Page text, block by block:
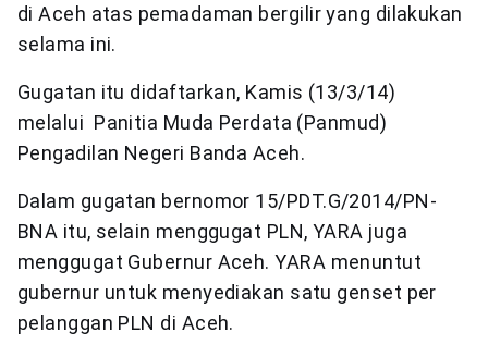
di Aceh atas pemadaman bergilir yang dilakukan
selama ini.
Gugatan itu didaftarkan, Kamis (13/3/14)
melalui Panitia Muda Perdata (Panmud)
Pengadilan Negeri Banda Aceh.
Dalam gugatan bernomor 15/PDT.G/2014/PN-
BNA itu, selain menggugat PLN, YARA juga
menggugat Gubernur Aceh. YARA menuntut
gubernur untuk menyediakan satu genset per
pelanggan PLN di Aceh.